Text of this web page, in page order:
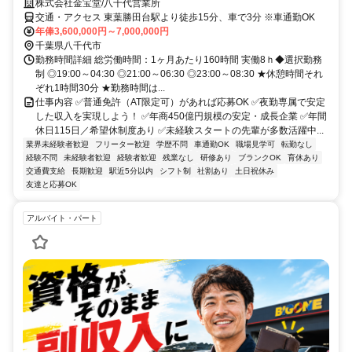
株式会社金宝堂/八千代営業所
交通・アクセス 東葉勝田台駅より徒歩15分、車で3分 ※車通勤OK
年俸3,600,000円～7,000,000円
千葉県八千代市
勤務時間詳細 総労働時間：1ヶ月あたり160時間 実働8ｈ◆選択勤務
制 ◎19:00～04:30 ◎21:00～06:30 ◎23:00～08:30 ★休憩時間それ
ぞれ1時間30分 ★勤務時間は...
仕事内容 ✅普通免許（AT限定可）があれば応募OK ✅夜勤専属で安定
した収入を実現しよう！ ✅年商450億円規模の安定・成長企業 ✅年間
休日115日／希望休制度あり ✅未経験スタートの先輩が多数活躍中...
業界未経験者歓迎 フリーター歓迎 学歴不問 車通勤OK 職場見学可
転勤なし
経験不問
未経験者歓迎 経験者歓迎 残業なし 研修あり ブランクOK
育休あり
交通費支給
長期歓迎 駅近5分以内 シフト制 社割あり
土日祝休み
友達と応募OK
アルバイト・パート